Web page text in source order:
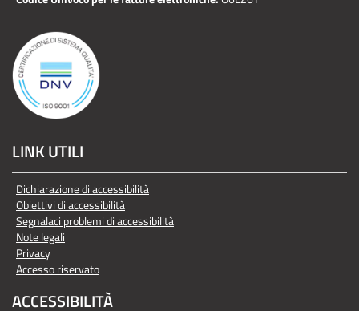
LINK UTILI
Dichiarazione di accessibilità
Obiettivi di accessibilità
Segnalaci problemi di accessibilità
Note legali
Privacy
Accesso riservato
ACCESSIBILITÀ